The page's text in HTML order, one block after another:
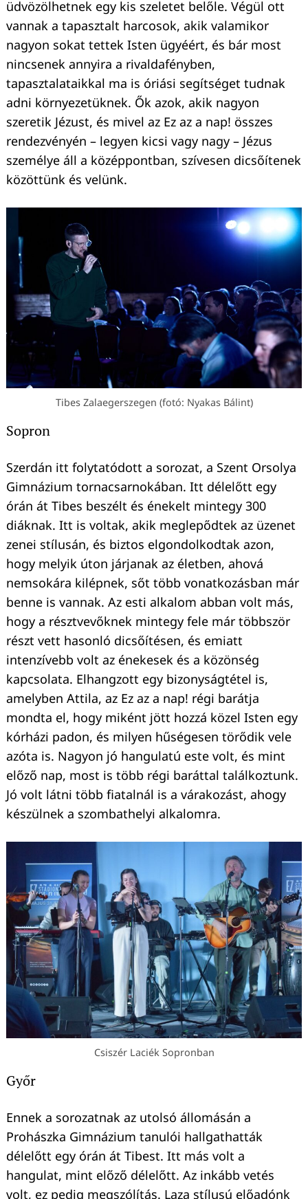
üdvözölhetnek egy kis szeletet belőle. Végül ott
vannak a tapasztalt harcosok, akik valamikor
nagyon sokat tettek Isten ügyéért, és bár most
nincsenek annyira a rivaldafényben,
tapasztalataikkal ma is óriási segítséget tudnak
adni környezetüknek. Ők azok, akik nagyon
szeretik Jézust, és mivel az Ez az a nap! összes
rendezvényén – legyen kicsi vagy nagy – Jézus
személye áll a középpontban, szívesen dicsőítenek
közöttünk és velünk.
Tibes Zalaegerszegen (fotó: Nyakas Bálint)
Sopron
Szerdán itt folytatódott a sorozat, a Szent Orsolya
Gimnázium tornacsarnokában. Itt délelőtt egy
órán át Tibes beszélt és énekelt mintegy 300
diáknak. Itt is voltak, akik meglepődtek az üzenet
zenei stílusán, és biztos elgondolkodtak azon,
hogy melyik úton járjanak az életben, ahová
nemsokára kilépnek, sőt több vonatkozásban már
benne is vannak. Az esti alkalom abban volt más,
hogy a résztvevőknek mintegy fele már többször
részt vett hasonló dicsőítésen, és emiatt
intenzívebb volt az énekesek és a közönség
kapcsolata. Elhangzott egy bizonyságtétel is,
amelyben Attila, az Ez az a nap! régi barátja
mondta el, hogy miként jött hozzá közel Isten egy
kórházi padon, és milyen hűségesen törődik vele
azóta is. Nagyon jó hangulatú este volt, és mint
előző nap, most is több régi baráttal találkoztunk.
Jó volt látni több fiatalnál is a várakozást, ahogy
készülnek a szombathelyi alkalomra.
Csiszér Laciék Sopronban
Győr
Ennek a sorozatnak az utolsó állomásán a
Prohászka Gimnázium tanulói hallgathatták
délelőtt egy órán át Tibest. Itt más volt a
hangulat, mint előző délelőtt. Az inkább vetés
volt, ez pedig megszólítás. Laza stílusú előadónk
Keresés: